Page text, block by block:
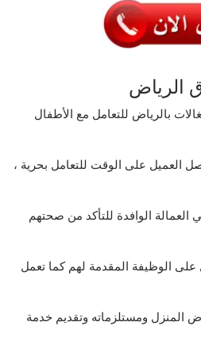
الرياض
بالرياض للتعامل مع الأطفال
العميل على الوقت للتعامل بحرية ،
الوافدة للتأكد من صحتهم
على الوظيفة المقدمة لهم كما تعمل
المنزل ومستلزماته وتقديم خدمة